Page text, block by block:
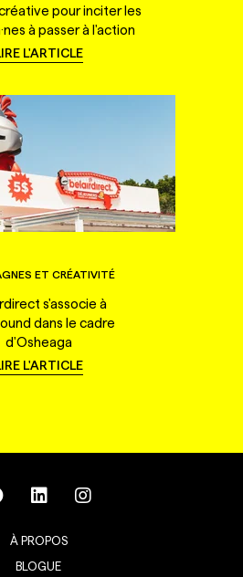
pour inciter les
à passer à l'action
L'ARTICLE
ET CRÉATIVITÉ
s'associe à
dans le cadre
d'Osheaga
L'ARTICLE
À PROPOS
BLOGUE